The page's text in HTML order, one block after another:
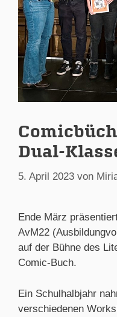
Dual-
5. April 2023 von
Ende März
AvM22
auf der Bühne des
Comic-Buch.
Ein Schulhalbjahr
verschiedenen